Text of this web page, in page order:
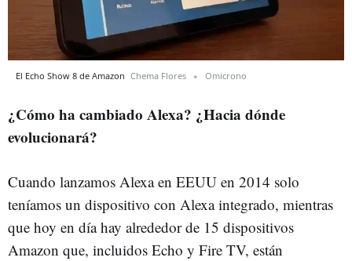
El Echo Show 8 de Amazon Chema Flores Omicrono
¿Cómo ha cambiado Alexa? ¿Hacia dónde
evolucionará?
Cuando lanzamos Alexa en EEUU en 2014 solo
teníamos un dispositivo con Alexa integrado, mientras
que hoy en día hay alrededor de 15 dispositivos
Amazon que, incluidos Echo y Fire TV, están